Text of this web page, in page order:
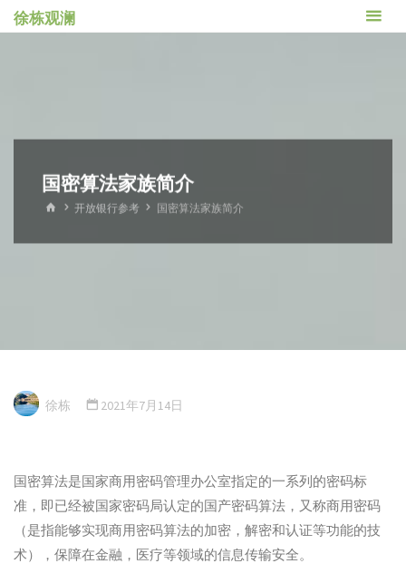
转
徐栋观澜
国密算法家族简介
首 开放银行参考 国密算法家族简介
徐栋 2021年7月14日
国密算法是国家商用密码管理办公室指定的一系列的密码标
准，即已经被国家密码局认定的国产密码算法，又称商用密码
（是指能够实现商用密码算法的加密，解密和认证等功能的技
术），保障在金融，医疗等领域的信息传输安全。